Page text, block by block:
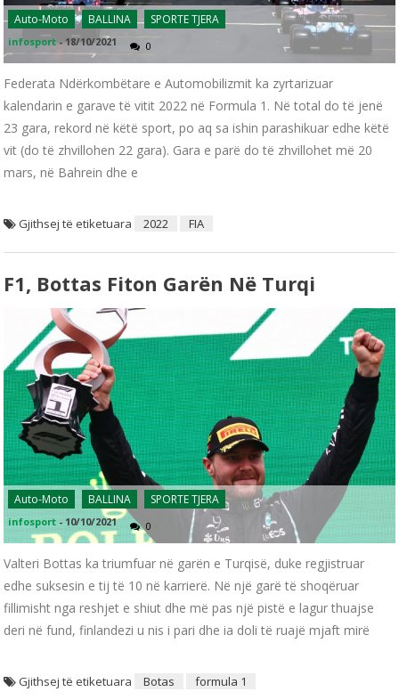
Auto-Moto BALLINA SPORTE TJERA
infosport -18/10/2021 0
Federata Ndërkombëtare e Automobilizmit ka zyrtarizuar
kalendarin e garave të vitit 2022 në Formula 1. Në total do të jenë
23 gara, rekord në këtë sport, po aq sa ishin parashikuar edhe këtë
vit (do të zhvillohen 22 gara). Gara e parë do të zhvillohet më 20
mars, në Bahrein dhe e
Gjithsej të etiketuara 2022 FIA
F1, Bottas Fiton Garën Në Turqi
Auto-Moto BALLINA SPORTE TJERA
infosport - 10/10/2021 0
Valteri Bottas ka triumfuar në garën e Turqisë, duke regjistruar
edhe suksesin e tij të 10 në karrierë. Në një garë të shoqëruar
fillimisht nga reshjet e shiut dhe më pas një pistë e lagur thuajse
deri në fund, finlandezi u nis i pari dhe ia doli të ruajë mjaft mirë
Gjithsej të etiketuara Botas formula 1